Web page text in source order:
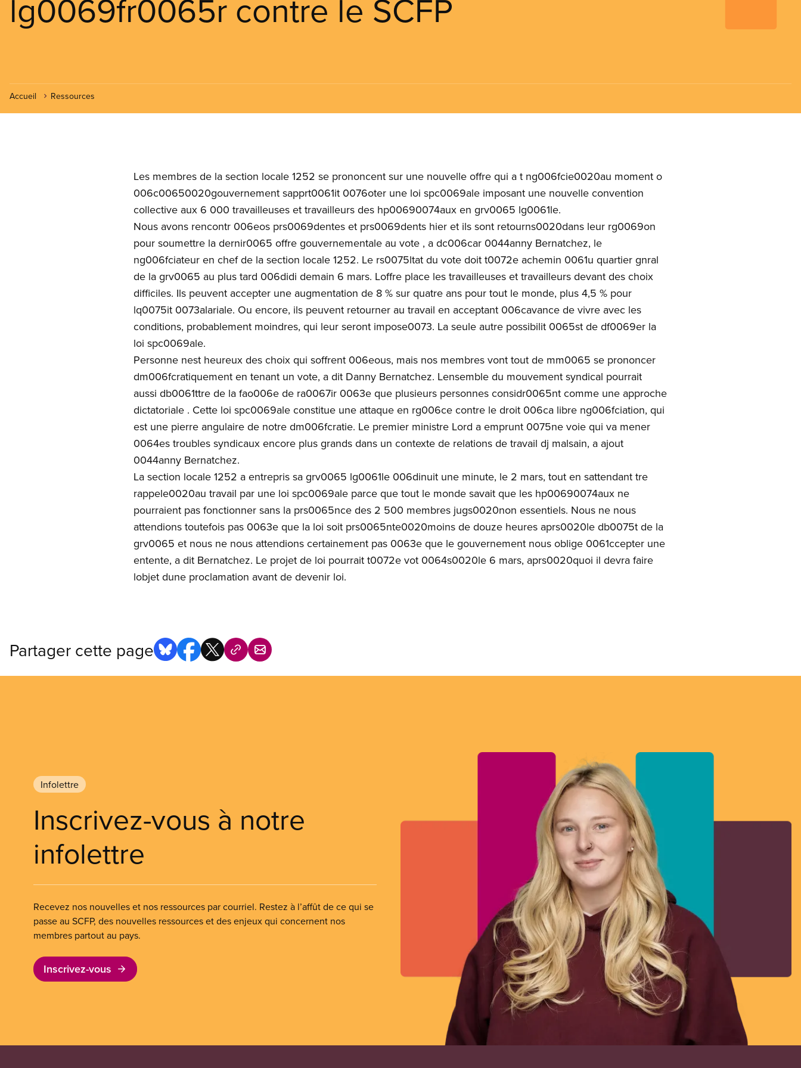
lg0069fr0065r contre le SCFP
Accueil Ressources
Les membres de la section locale 1252 se prononcent sur une nouvelle offre qui a t ng006fcie0020au moment o
006c00650020gouvernement sapprt0061it 0076oter une loi spc0069ale imposant une nouvelle convention
collective aux 6 000 travailleuses et travailleurs des hp00690074aux en grv0065 lg0061le.
Nous avons rencontr 006eos prs0069dentes et prs0069dents hier et ils sont retourns0020dans leur rg0069on
pour soumettre la dernir0065 offre gouvernementale au vote , a dc006car 0044anny Bernatchez, le
ng006fciateur en chef de la section locale 1252. Le rs0075ltat du vote doit t0072e achemin 0061u quartier gnral
de la grv0065 au plus tard 006didi demain 6 mars. Loffre place les travailleuses et travailleurs devant des choix
difficiles. Ils peuvent accepter une augmentation de 8 % sur quatre ans pour tout le monde, plus 4,5 % pour
lq0075it 0073alariale. Ou encore, ils peuvent retourner au travail en acceptant 006cavance de vivre avec les
conditions, probablement moindres, qui leur seront impose0073. La seule autre possibilit 0065st de df0069er la
loi spc0069ale.
Personne nest heureux des choix qui soffrent 006eous, mais nos membres vont tout de mm0065 se prononcer
dm006fcratiquement en tenant un vote, a dit Danny Bernatchez. Lensemble du mouvement syndical pourrait
aussi db0061ttre de la fao006e de ra0067ir 0063e que plusieurs personnes considr0065nt comme une approche
dictatoriale . Cette loi spc0069ale constitue une attaque en rg006ce contre le droit 006ca libre ng006fciation, qui
est une pierre angulaire de notre dm006fcratie. Le premier ministre Lord a emprunt 0075ne voie qui va mener
0064es troubles syndicaux encore plus grands dans un contexte de relations de travail dj malsain, a ajout
0044anny Bernatchez.
La section locale 1252 a entrepris sa grv0065 lg0061le 006dinuit une minute, le 2 mars, tout en sattendant tre
rappele0020au travail par une loi spc0069ale parce que tout le monde savait que les hp00690074aux ne
pourraient pas fonctionner sans la prs0065nce des 2 500 membres jugs0020non essentiels. Nous ne nous
attendions toutefois pas 0063e que la loi soit prs0065nte0020moins de douze heures aprs0020le db0075t de la
grv0065 et nous ne nous attendions certainement pas 0063e que le gouvernement nous oblige 0061ccepter une
entente, a dit Bernatchez. Le projet de loi pourrait t0072e vot 0064s0020le 6 mars, aprs0020quoi il devra faire
lobjet dune proclamation avant de devenir loi.
Partager cette page
Infolettre
Inscrivez-vous à notre
infolettre
Recevez nos nouvelles et nos ressources par courriel. Restez à l’affût de ce qui se
passe au SCFP, des nouvelles ressources et des enjeux qui concernent nos
membres partout au pays.
Inscrivez-vous